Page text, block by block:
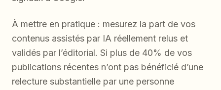
À mettre en pratique : mesurez la part de vos
contenus assistés par IA réellement relus et
validés par l’éditorial. Si plus de 40% de vos
publications récentes n’ont pas bénéficié d’une
relecture substantielle par une personne